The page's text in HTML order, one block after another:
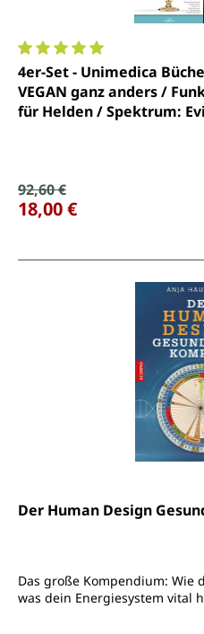
Durchschnittliche
4er-Set - Unimedica
VEGAN ganz anders /
für Helden / Spektrum:
Verkaufspreis:
Regulärer Preis:
92,60 €
18,00 €
Der Human Design
Das große Kompendium:
was dein Energiesystem vital